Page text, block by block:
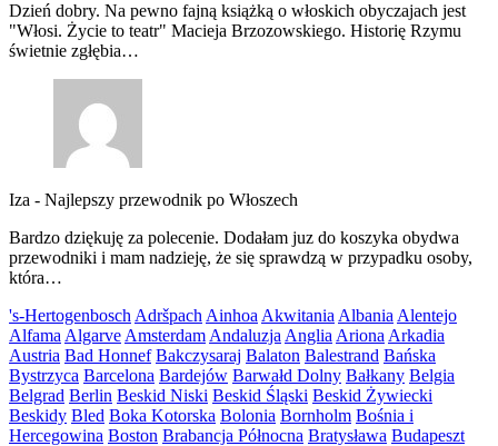
Dzień dobry. Na pewno fajną książką o włoskich obyczajach jest
"Włosi. Życie to teatr" Macieja Brzozowskiego. Historię Rzymu
świetnie zgłębia…
Iza - Najlepszy przewodnik po Włoszech
Bardzo dziękuję za polecenie. Dodałam juz do koszyka obydwa
przewodniki i mam nadzieję, że się sprawdzą w przypadku osoby,
która…
's-Hertogenbosch Adršpach Ainhoa Akwitania Albania Alentejo
Alfama Algarve Amsterdam Andaluzja Anglia Ariona Arkadia
Austria Bad Honnef Bakczysaraj Balaton Balestrand Bańska
Bystrzyca Barcelona Bardejów Barwałd Dolny Bałkany Belgia
Belgrad Berlin Beskid Niski Beskid Śląski Beskid Żywiecki
Beskidy Bled Boka Kotorska Bolonia Bornholm Bośnia i
Hercegowina Boston Brabancja Północna Bratysława Budapeszt